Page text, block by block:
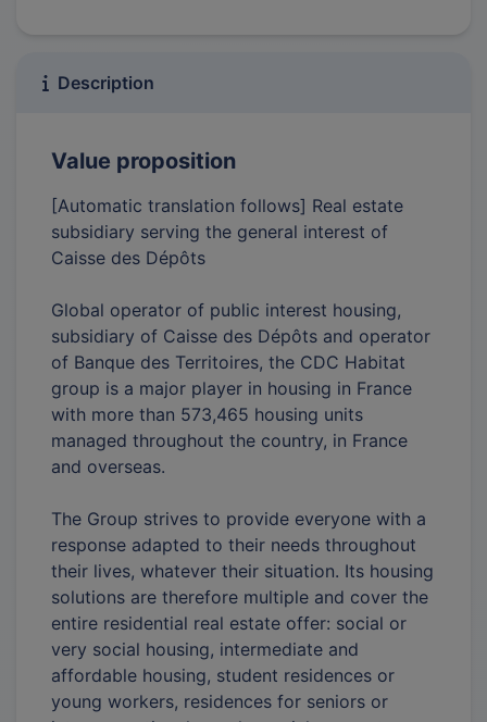
Description
Value proposition
[Automatic translation follows] Real estate
subsidiary serving the general interest of
Caisse des Dépôts
Global operator of public interest housing,
subsidiary of Caisse des Dépôts and operator
of Banque des Territoires, the CDC Habitat
group is a major player in housing in France
with more than 573,465 housing units
managed throughout the country, in France
and overseas.
The Group strives to provide everyone with a
response adapted to their needs throughout
their lives, whatever their situation. Its housing
solutions are therefore multiple and cover the
entire residential real estate offer: social or
very social housing, intermediate and
affordable housing, student residences or
young workers, residences for seniors or